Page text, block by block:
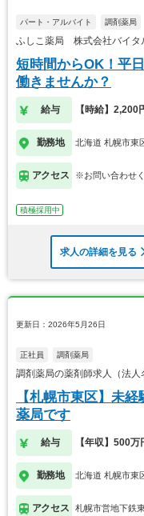
パート・アルバイト 調剤薬局
ふしこ薬局 株式会社バイタ
短時間からOK！平
働きませんか？
給与 【時給】2,200
勤務地 北海道 札幌市東
アクセス ※お問い合わせ
積極採用中
求人の詳細を見る
更新日：2026年5月26日
正社員 調剤薬局
調剤薬局の薬剤師求人（法
【札幌市東区】未
薬局です
給与 【年収】500
勤務地 北海道 札幌市東
アクセス 札幌市営地下鉄